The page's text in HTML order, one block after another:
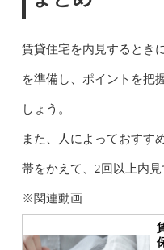
賃貸住宅を内見するとき
を準備し、ポイントを把
しょう。
また、人によっておすす
帯をかえて、2回以上内見
※関連動画